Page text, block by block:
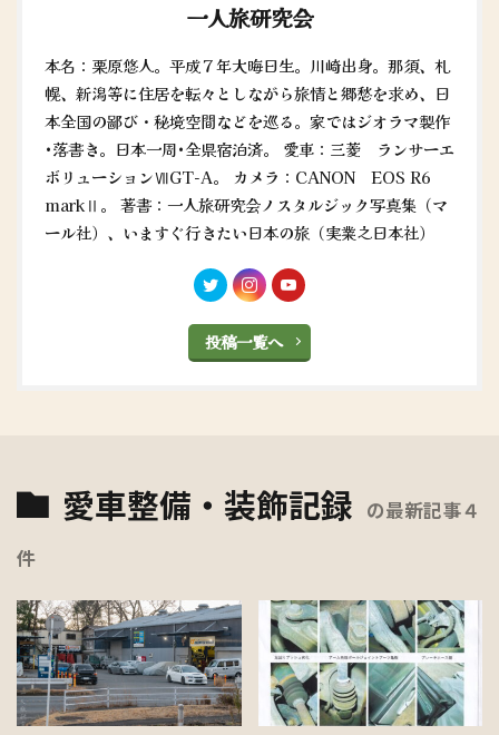
一人旅研究会
本名：栗原悠人。平成７年大晦日生。川崎出身。那須、札
幌、新潟等に住居を転々としながら旅情と郷愁を求め、日
本全国の鄙び・秘境空間などを巡る。家ではジオラマ製作
•落書き。日本一周•全県宿泊済。 愛車：三菱 ランサーエ
ボリューションⅦGT-A。 カメラ：CANON EOS R6
markⅡ。 著書：一人旅研究会ノスタルジック写真集（マ
ール社）、いますぐ行きたい日本の旅（実業之日本社）
投稿一覧へ
愛車整備・装飾記録 の最新記事４
件